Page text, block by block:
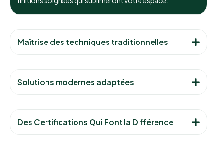
Maîtrise des techniques traditionnelles
Solutions modernes adaptées
Des Certifications Qui Font la Différence